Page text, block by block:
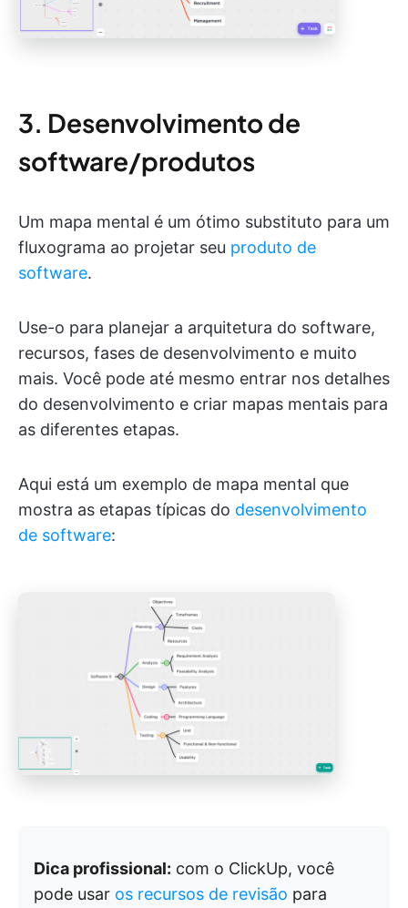
3. Desenvolvimento de
software/produtos
Um mapa mental é um ótimo substituto para um
fluxograma ao projetar seu produto de
software.
Use-o para planejar a arquitetura do software,
recursos, fases de desenvolvimento e muito
mais. Você pode até mesmo entrar nos detalhes
do desenvolvimento e criar mapas mentais para
as diferentes etapas.
Aqui está um exemplo de mapa mental que
mostra as etapas típicas do desenvolvimento
de software:
Dica profissional: com o ClickUp, você
pode usar os recursos de revisão para